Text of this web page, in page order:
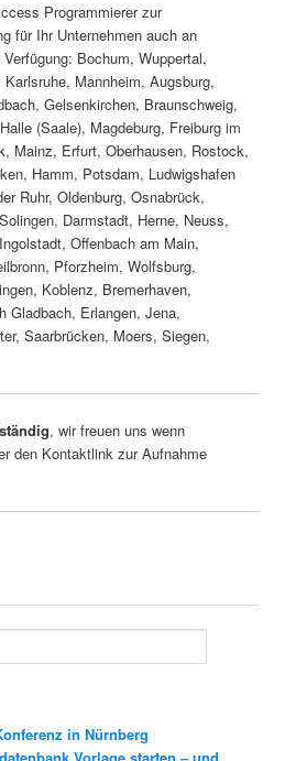
Programmierer zur
für Ihr Unternehmen auch an
Bochum, Wuppertal,
Mannheim, Augsburg,
Gelsenkirchen, Braunschweig,
(Saale), Magdeburg, Freiburg im
Mainz, Erfurt, Oberhausen, Rostock,
Hamm, Potsdam, Ludwigshafen
Ruhr, Oldenburg, Osnabrück,
Darmstadt, Herne, Neuss,
Offenbach am Main,
Pforzheim, Wolfsburg,
Koblenz, Bremerhaven,
Gladbach, Erlangen, Jena,
Saarbrücken, Moers, Siegen,
, wir freuen uns wenn
den Kontaktlink zur Aufnahme
in Nürnberg
Vorlage starten – und